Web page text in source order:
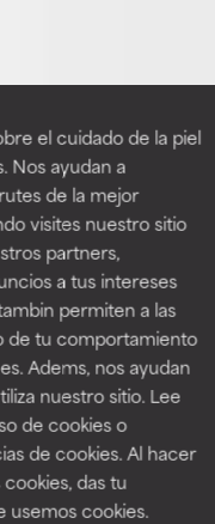
el cuidado de la piel
Nos ayudan a
de la mejor
visites nuestro sitio
partners,
a tus intereses
permiten a las
de tu comportamiento
Adems, nos ayudan
nuestro sitio. Lee
de cookies o
de cookies. Al hacer
das tu
usemos cookies.